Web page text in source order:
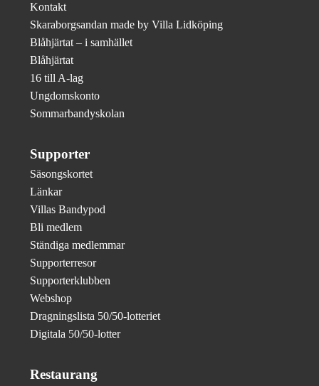
Kontakt
Skaraborgsandan made by Villa Lidköping
Blåhjärtat – i samhället
Blåhjärtat
16 till A-lag
Ungdomskonto
Sommarbandyskolan
Supporter
Säsongskortet
Länkar
Villas Bandypod
Bli medlem
Ständiga medlemmar
Supporterresor
Supporterklubben
Webshop
Dragningslista 50/50-lotteriet
Digitala 50/50-lotter
Restaurang